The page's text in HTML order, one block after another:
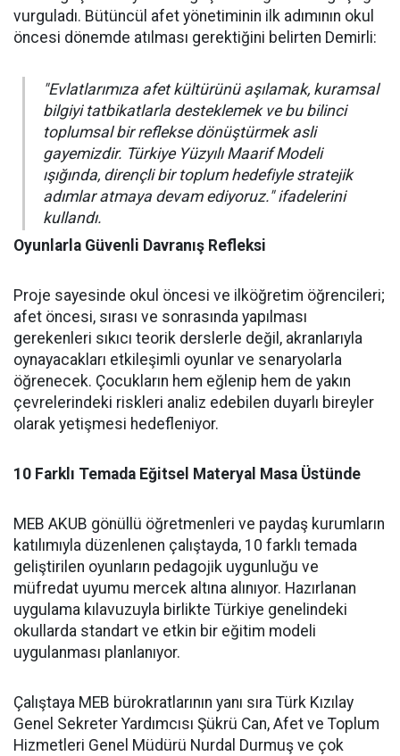
vurguladı. Bütüncül afet yönetiminin ilk adımının okul
öncesi dönemde atılması gerektiğini belirten Demirli:
"Evlatlarımıza afet kültürünü aşılamak, kuramsal
bilgiyi tatbikatlarla desteklemek ve bu bilinci
toplumsal bir reflekse dönüştürmek asli
gayemizdir. Türkiye Yüzyılı Maarif Modeli
ışığında, dirençli bir toplum hedefiyle stratejik
adımlar atmaya devam ediyoruz." ifadelerini
kullandı.
Oyunlarla Güvenli Davranış Refleksi
Proje sayesinde okul öncesi ve ilköğretim öğrencileri;
afet öncesi, sırası ve sonrasında yapılması
gerekenleri sıkıcı teorik derslerle değil, akranlarıyla
oynayacakları etkileşimli oyunlar ve senaryolarla
öğrenecek. Çocukların hem eğlenip hem de yakın
çevrelerindeki riskleri analiz edebilen duyarlı bireyler
olarak yetişmesi hedefleniyor.
10 Farklı Temada Eğitsel Materyal Masa Üstünde
MEB AKUB gönüllü öğretmenleri ve paydaş kurumların
katılımıyla düzenlenen çalıştayda, 10 farklı temada
geliştirilen oyunların pedagojik uygunluğu ve
müfredat uyumu mercek altına alınıyor. Hazırlanan
uygulama kılavuzuyla birlikte Türkiye genelindeki
okullarda standart ve etkin bir eğitim modeli
uygulanması planlanıyor.
Çalıştaya MEB bürokratlarının yanı sıra Türk Kızılay
Genel Sekreter Yardımcısı Şükrü Can, Afet ve Toplum
Hizmetleri Genel Müdürü Nurdal Durmuş ve çok